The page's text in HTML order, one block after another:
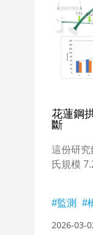
花蓮鋼
斷
這份研
氏規模
監測
2026-03-